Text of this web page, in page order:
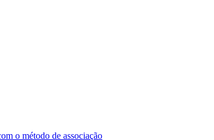
o método de associação